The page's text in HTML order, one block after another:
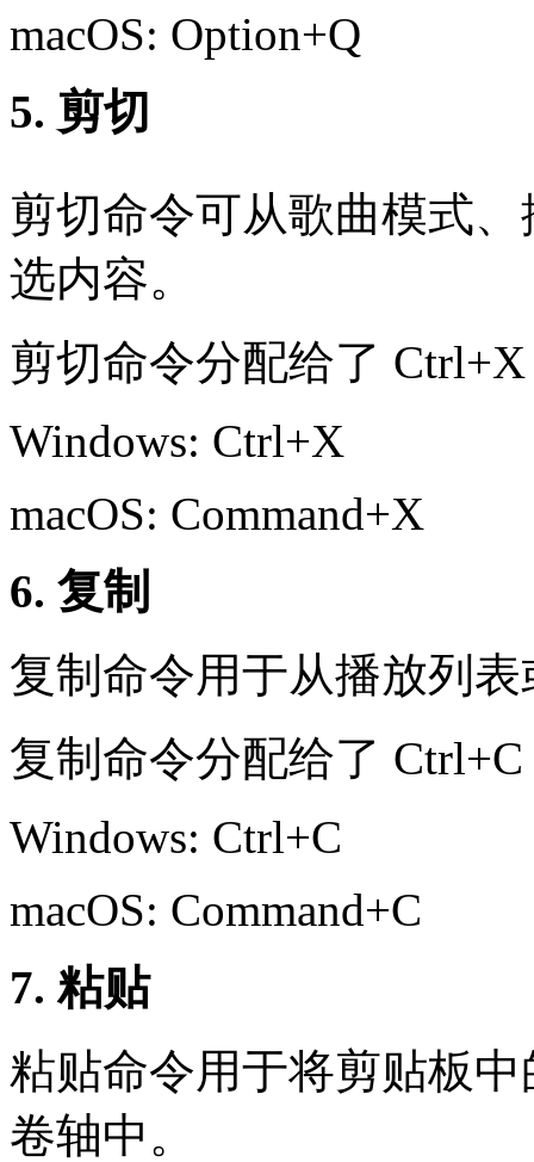
macOS: Option+Q
5. 剪切
剪切命令可从歌曲模式
选内容。
剪切命令分配给了
Windows: Ctrl+X
macOS: Command+X
6. 复制
复制命令用于从播放列
复制命令分配给了
Windows: Ctrl+C
macOS: Command+C
7. 粘贴
粘贴命令用于将剪贴板
卷轴中。